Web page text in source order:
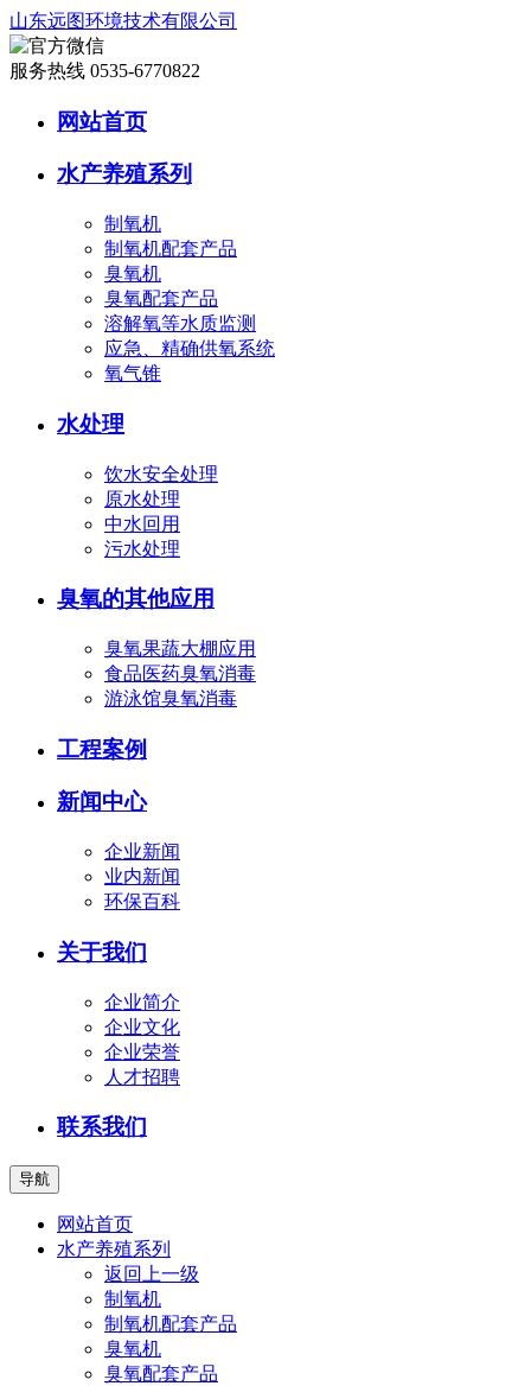
山东远图环境技术有限公司
服务热线 0535-6770822
网站首页
水产养殖系列
制氧机
制氧机配套产品
臭氧机
臭氧配套产品
溶解氧等水质监测
应急、精确供氧系统
氧气锥
水处理
饮水安全处理
原水处理
中水回用
污水处理
臭氧的其他应用
臭氧果蔬大棚应用
食品医药臭氧消毒
游泳馆臭氧消毒
工程案例
新闻中心
企业新闻
业内新闻
环保百科
关于我们
企业简介
企业文化
企业荣誉
人才招聘
联系我们
导航
网站首页
水产养殖系列
返回上一级
制氧机
制氧机配套产品
臭氧机
臭氧配套产品